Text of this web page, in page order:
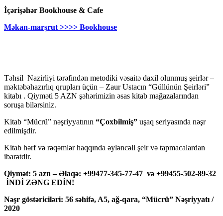
İçərişəhər Bookhouse & Cafe
Məkan-marşrut >>>> Bookhouse
Təhsil Nazirliyi tərəfindən metodiki vəsaitə daxil olunmuş şeirlər –
məktəbəhazırlıq qrupları üçün – Zaur Ustacın “Güllünün Şeirləri”
kitabı . Qiyməti 5 AZN şəhərimizin əsas kitab mağazalarından
soruşa bilərsiniz.
Kitab “Mücrü” nəşriyyatının “Çoxbilmiş” uşaq seriyasında nəşr
edilmişdir.
Kitab hərf və rəqəmlər haqqında əyləncəli şeir və tapmacalardan
ibarətdir.
Qiymət: 5 azn – Əlaqə: +99477-345-77-47 və +99455-502-89-32
İNDİ ZƏNG EDİN!
Nəşr göstəriciləri: 56 səhifə, A5, ağ-qara, “Mücrü” Nəşriyyatı /
2020